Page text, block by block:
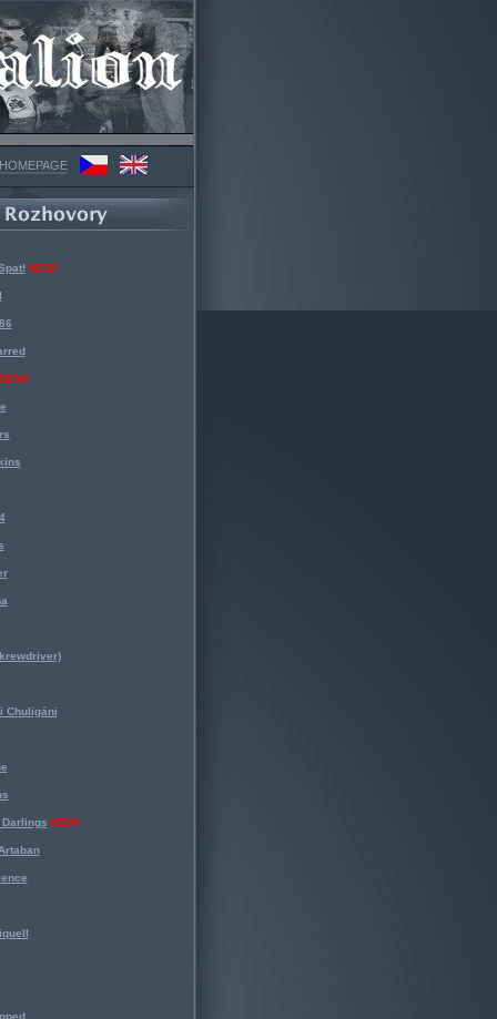
NEW!
Chuligáni
NEW!